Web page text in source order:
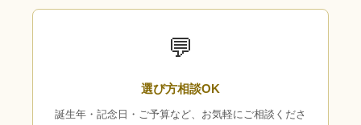
💬
選び方相談OK
誕生年・記念日・ご予算など、お気軽にご相談くださ